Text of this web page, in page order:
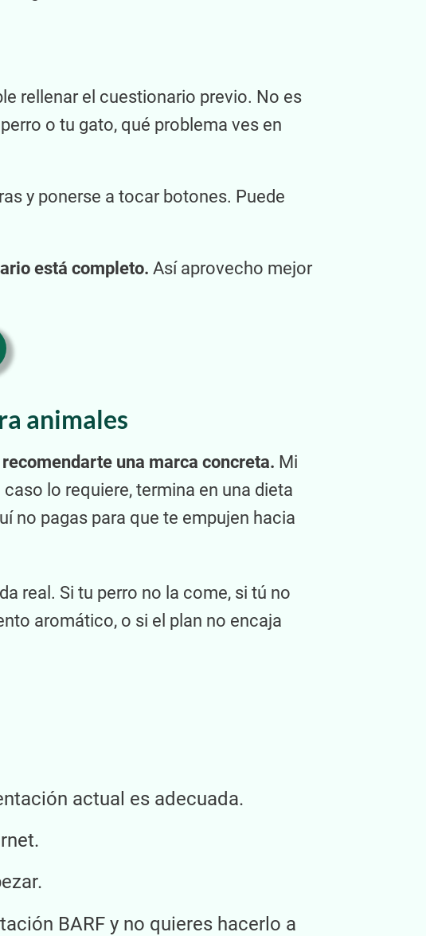
rellenar el cuestionario previo. No es
o tu gato, qué problema ves en
y ponerse a tocar botones. Puede
está completo. Así aprovecho mejor
animales
una marca concreta. Mi
lo requiere, termina en una dieta
no pagas para que te empujen hacia
real. Si tu perro no la come, si tú no
aromático, o si el plan no encaja
actual es adecuada.
BARF y no quieres hacerlo a